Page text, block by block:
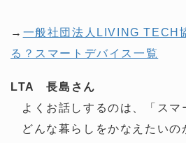
→ 一般社団法人LIVING TECH
る？スマートデバイス一覧
LTA 長島さん
よくお話しするのは、「スマ
どんな暮らしをかなえたいの